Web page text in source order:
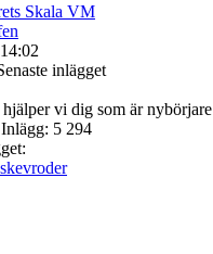
Skala VM
inlägget
vi dig som är nybörjare
5 294